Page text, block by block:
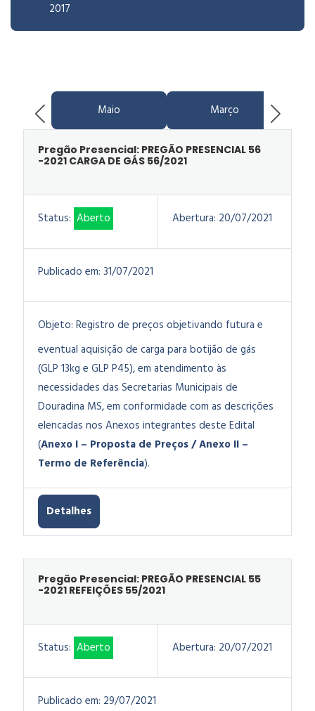
2017
Maio Março
Pregão Presencial: PREGÃO PRESENCIAL 56
-2021 CARGA DE GÁS 56/2021
Status: Aberto Abertura: 20/07/2021
Publicado em: 31/07/2021
Objeto: Registro de preços objetivando futura e
eventual aquisição de carga para botijão de gás
(GLP 13kg e GLP P45), em atendimento às
necessidades das Secretarias Municipais de
Douradina MS, em conformidade com as descrições
elencadas nos Anexos integrantes deste Edital
(Anexo I – Proposta de Preços / Anexo II –
Termo de Referência).
Detalhes
Pregão Presencial: PREGÃO PRESENCIAL 55
-2021 REFEIÇÕES 55/2021
Status: Aberto Abertura: 20/07/2021
Publicado em: 29/07/2021